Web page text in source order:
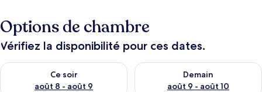
Options de chambre
Vérifiez la disponibilité pour ces dates.
Ce soir
août 8 - août 9
Vérifier la disponibilité pour ce soir août 8 - août 9
Demain
août 9 - août 10
Vérifier la disponibilité pour